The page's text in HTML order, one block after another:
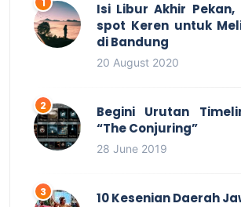
Isi Libur Akhir
spot Keren untuk
di Bandung
20 August 2020
Begini Urutan
“The Conjuring”
28 June 2019
10 Kesenian Daerah